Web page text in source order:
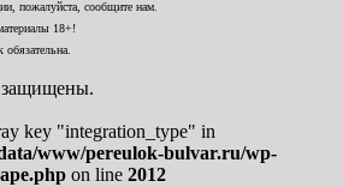
пожалуйста, сообщите нам.
18+!
защищены.
key "integration_type" in
www/pereulok-bulvar.ru/wp-
on line 2012